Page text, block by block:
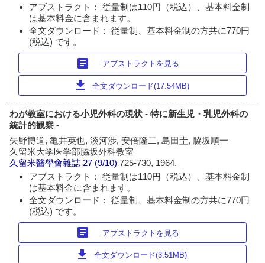
アブストラクト： 従量制は110円（税込）、基本料金制
は基本料金に含まれます。
全文ダウンロード： 従量制、基本料金制の方共に770円
(税込) です。
article アブストラクトを見る
download 全文ダウンロード(17.54MB)
わが教室における小児外科の現状 - 特に新生児・乳児外科の
統計的観察 -
矢野博道, 亀井英也, 淡河渉, 安倍隆二, 島田圭, 脇坂順一
久留米大学医学部脇坂外科教室
久留米醫學會雜誌 27 (9/10)725-730, 1964.
アブストラクト： 従量制は110円（税込）、基本料金制
は基本料金に含まれます。
全文ダウンロード： 従量制、基本料金制の方共に770円
(税込) です。
article アブストラクトを見る
download 全文ダウンロード(3.51MB)